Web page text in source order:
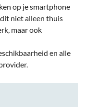
op je smartphone
niet alleen thuis
maar ook
en alle